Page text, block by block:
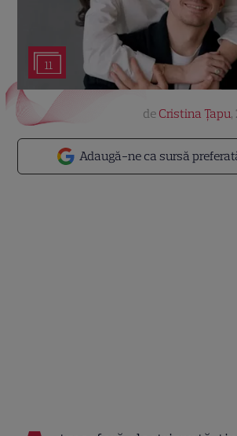
11
Adaugă-ne ca sursă
de Cristina Țapu,